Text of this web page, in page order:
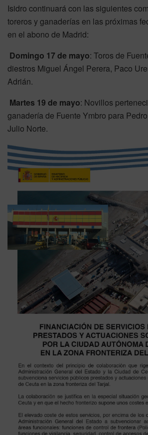
Isidro continuará con las siguientes
toreros y ganaderías en las próximas
en el abono de Madrid:
Domingo 17 de mayo: Toros de
diestros Miguel Ángel Perera, Paco
Adrián.
Martes 19 de mayo: Novillos
ganadería de Fuente Ymbro para
Julio Norte.